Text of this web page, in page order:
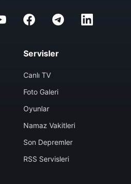
Servisler
Canlı TV
Foto Galeri
Oyunlar
Namaz Vakitleri
Son Depremler
RSS Servisleri